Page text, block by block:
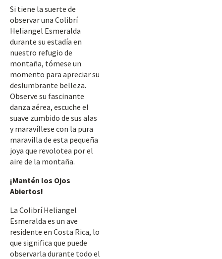
Si tiene la suerte de
observar una Colibrí
Heliangel Esmeralda
durante su estadía en
nuestro refugio de
montaña, tómese un
momento para apreciar su
deslumbrante belleza.
Observe su fascinante
danza aérea, escuche el
suave zumbido de sus alas
y maravíllese con la pura
maravilla de esta pequeña
joya que revolotea por el
aire de la montaña.
¡Mantén los Ojos
Abiertos!
La Colibrí Heliangel
Esmeralda es un ave
residente en Costa Rica, lo
que significa que puede
observarla durante todo el